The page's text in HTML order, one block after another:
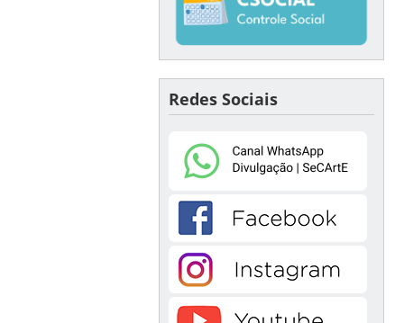
Redes Sociais